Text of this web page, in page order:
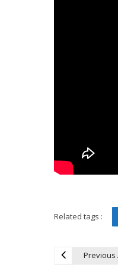
Related tags :
Previous